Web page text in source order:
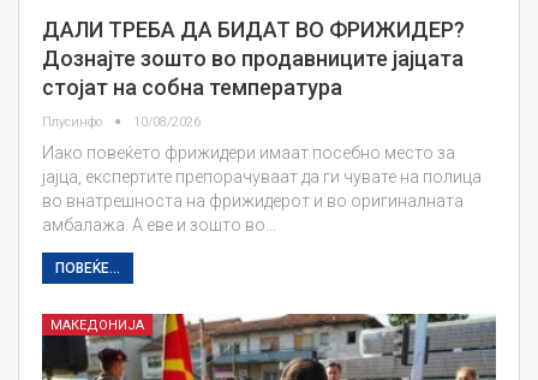
ДАЛИ ТРЕБА ДА БИДАТ ВО ФРИЖИДЕР?
Дознајте зошто во продавниците јајцата
стојат на собна температура
Плусинфо 10/08/2026
Иако повеќето фрижидери имаат посебно место за
јајца, експертите препорачуваат да ги чувате на полица
во внатрешноста на фрижидерот и во оригиналната
амбалажа. А еве и зошто во…
ПОВЕЌЕ...
МАКЕДОНИЈА